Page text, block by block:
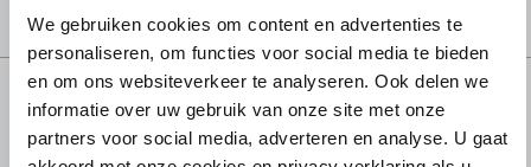
We gebruiken cookies om content en advertenties te
personaliseren, om functies voor social media te bieden
en om ons websiteverkeer te analyseren. Ook delen we
informatie over uw gebruik van onze site met onze
partners voor social media, adverteren en analyse. U gaat